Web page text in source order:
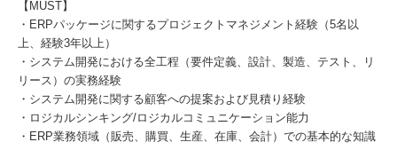
【MUST】
・ERPパッケージに関するプロジェクトマネジメント経験（5名以
上、経験3年以上）
・システム開発における全工程（要件定義、設計、製造、テスト、リ
リース）の実務経験
・システム開発に関する顧客への提案および見積り経験
・ロジカルシンキング/ロジカルコミュニケーション能力
・ERP業務領域（販売、購買、生産、在庫、会計）での基本的な知識